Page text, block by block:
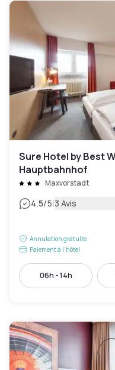
Sure Hotel by Best
Hauptbahnhof
Maxvorstadt
4.5/5|3 Avis
Annulation gratuite
Paiement à l'hôtel
06h - 14h